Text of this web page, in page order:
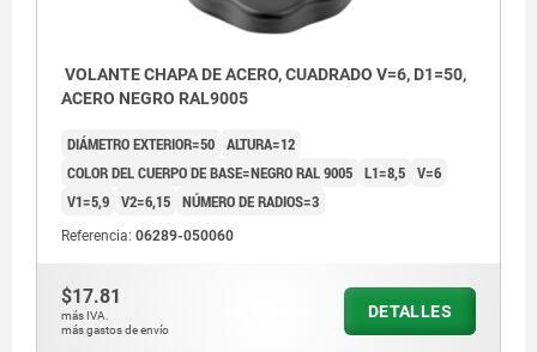
VOLANTE CHAPA DE ACERO, CUADRADO V=6, D1=50,
ACERO NEGRO RAL9005
DIÁMETRO EXTERIOR=50 ALTURA=12
COLOR DEL CUERPO DE BASE=NEGRO RAL 9005 L1=8,5 V=6
V1=5,9 V2=6,15 NÚMERO DE RADIOS=3
Referencia: 06289-050060
$17.81
más IVA.
más gastos de envío
DETALLES